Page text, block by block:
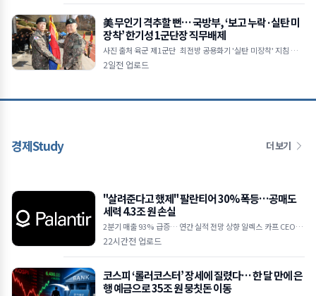
美 무인기 격추할 뻔… 국방부, ‘보고 누락·실탄 미
장착’ 한기성 1군단장 직무배제
사진 출처 육군 제1군단 최전방 공용화기 '실탄 미장착' 지침 논란
美 무인기 비행계획 수신 후 상부 보고 누락 국방부, 현 군단장 직
2일전 업로드
경제Study 더 보기
"살려준다고 했제" 팔란티어 30% 폭등…공매도
세력 4.3조 원 손실
2분기 매출 93% 급증… 연간 실적 전망 상향 알렉스 카프 CEO "A
I 수요 상상을 초월하는 수준" 하루 만에 30억 달러 손실… 공매도
22시간전 업로드
코스피 ‘롤러코스터’ 장세에 질렸다… 한 달 만에 은
행 예금으로 35조 원 뭉칫돈 이동